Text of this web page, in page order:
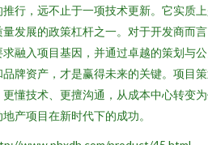
行，远不止于一项技术更新。它实质
发展的政策杠杆之一。对于开发商而
融入项目基因，并通过卓越的策划与
牌资产，才是赢得未来的关键。项目
懂技术、更擅沟通，从成本中心转变
产项目在新时代下的成功。